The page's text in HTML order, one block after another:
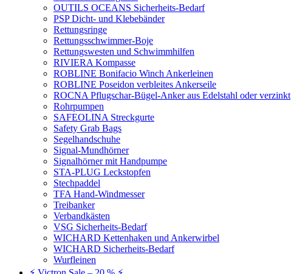
OUTILS OCEANS Sicherheits-Bedarf
PSP Dicht- und Klebebänder
Rettungsringe
Rettungsschwimmer-Boje
Rettungswesten und Schwimmhilfen
RIVIERA Kompasse
ROBLINE Bonifacio Winch Ankerleinen
ROBLINE Poseidon verbleites Ankerseile
ROCNA Pflugschar-Bügel-Anker aus Edelstahl oder verzinkt
Rohrpumpen
SAFEOLINA Streckgurte
Safety Grab Bags
Segelhandschuhe
Signal-Mundhörner
Signalhörner mit Handpumpe
STA-PLUG Leckstopfen
Stechpaddel
TFA Hand-Windmesser
Treibanker
Verbandkästen
VSG Sicherheits-Bedarf
WICHARD Kettenhaken und Ankerwirbel
WICHARD Sicherheits-Bedarf
Wurfleinen